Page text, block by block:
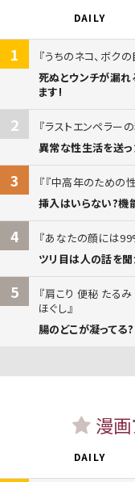
DAILY
1
うちのネコ、ボク
死ぬとウンチが漏れ
ます!
2
ラストエンペラー
異常な性生活を送
3
『中高年のための
挿入はいらない?機
4
あなたの顔には
ツリ目は人の話を
5
肩こり 便秘 たるみ
ほぐし
腸のどこが凝ってる
漫画
DAILY